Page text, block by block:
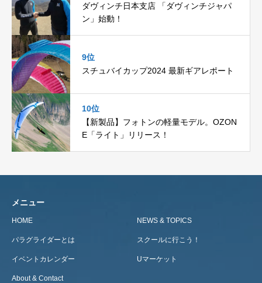
ダヴィンチ日本支店 「ダヴィンチジャパ
ン」始動！
9位
スチュバイカップ2024 最新ギアレポート
10位
【新製品】フォトンの軽量モデル。OZON
E「ライト」リリース！
メニュー
HOME NEWS & TOPICS
パラグライダーとは スクールに行こう！
イベントカレンダー Uマーケット
About & Contact